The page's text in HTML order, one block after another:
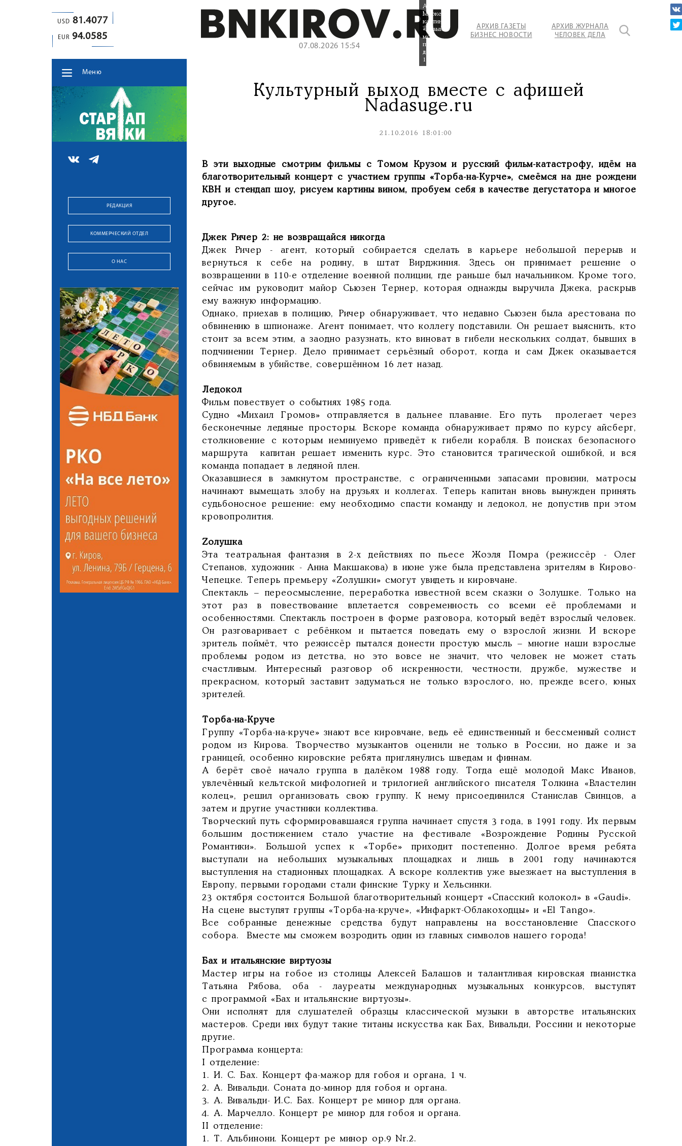
USD 81.4077
EUR 94.0585
07.08.2026 15:54
АРХИВ ГАЗЕТЫ
БИЗНЕС НОВОСТИ
АРХИВ ЖУРНАЛА
ЧЕЛОВЕК ДЕЛА
Меню
РЕДАКЦИЯ
КОММЕРЧЕСКИЙ ОТДЕЛ
О НАС
Альбер
Марке
картина
«Новый
мост
под
дождем»
1935г
Культурный выход вместе с афишей
Nadasuge.ru
21.10.2016 18:01:00
В эти выходные смотрим фильмы с Томом Крузом и русский фильм-катастрофу, идём на
благотворительный концерт с участием группы «Торба-на-Курче», смеёмся на дне рождени
КВН и стендап шоу, рисуем картины вином, пробуем себя в качестве дегустатора и многое
другое.
Джек Ричер 2: не возвращайся никогда
Джек Ричер - агент, который собирается сделать в карьере небольшой перерыв и
вернуться к себе на родину, в штат Вирджиния. Здесь он принимает решение о
возвращении в 110-е отделение военной полиции, где раньше был начальником. Кроме того,
сейчас им руководит майор Сьюзен Тернер, которая однажды выручила Джека, раскрыв
ему важную информацию.
Однако, приехав в полицию, Ричер обнаруживает, что недавно Сьюзен была арестована по
обвинению в шпионаже. Агент понимает, что коллегу подставили. Он решает выяснить, кто
стоит за всем этим, а заодно разузнать, кто виноват в гибели нескольких солдат, бывших в
подчинении Тернер. Дело принимает серьёзный оборот, когда и сам Джек оказывается
обвиняемым в убийстве, совершённом 16 лет назад.
Ледокол
Фильм повествует о событиях 1985 года.
Судно «Михаил Громов» отправляется в дальнее плавание. Его путь пролегает через
бесконечные ледяные просторы. Вскоре команда обнаруживает прямо по курсу айсберг,
столкновение с которым неминуемо приведёт к гибели корабля. В поисках безопасного
маршрута капитан решает изменить курс. Это становится трагической ошибкой, и вся
команда попадает в ледяной плен.
Оказавшиеся в замкнутом пространстве, с ограниченными запасами провизии, матросы
начинают вымещать злобу на друзьях и коллегах. Теперь капитан вновь вынужден принять
судьбоносное решение: ему необходимо спасти команду и ледокол, не допустив при этом
кровопролития.
Zoлушка
Эта театральная фантазия в 2-х действиях по пьесе Жоэля Помра (режиссёр - Олег
Степанов, художник - Анна Макшакова) в июне уже была представлена зрителям в Кирово-
Чепецке. Теперь премьеру «Zолушки» смогут увидеть и кировчане.
Спектакль – переосмысление, переработка известной всем сказки о Золушке. Только на
этот раз в повествование вплетается современность со всеми её проблемами и
особенностями. Спектакль построен в форме разговора, который ведёт взрослый человек.
Он разговаривает с ребёнком и пытается поведать ему о взрослой жизни. И вскоре
зритель поймёт, что режиссёр пытался донести простую мысль – многие наши взрослые
проблемы родом из детства, но это вовсе не значит, что человек не может стать
счастливым. Интересный разговор об искренности, честности, дружбе, мужестве и
прекрасном, который заставит задуматься не только взрослого, но, прежде всего, юных
зрителей.
Торба-на-Круче
Группу «Торба-на-круче» знают все кировчане, ведь её единственный и бессменный солист
родом из Кирова. Творчество музыкантов оценили не только в России, но даже и за
границей, особенно кировские ребята приглянулись шведам и финнам.
А берёт своё начало группа в далёком 1988 году. Тогда ещё молодой Макс Иванов,
увлечённый кельтской мифологией и трилогией английского писателя Толкина «Властелин
колец», решил организовать свою группу. К нему присоединился Станислав Свинцов, а
затем и другие участники коллектива.
Творческий путь сформировавшаяся группа начинает спустя 3 года, в 1991 году. Их первым
большим достижением стало участие на фестивале «Возрождение Родины Русской
Романтики». Большой успех к «Торбе» приходит постепенно. Долгое время ребята
выступали на небольших музыкальных площадках и лишь в 2001 году начинаются
выступления на стадионных площадках. А вскоре коллектив уже выезжает на выступления в
Европу, первыми городами стали финские Турку и Хельсинки.
23 октября состоится Большой благотворительный концерт «Спасский колокол» в «Gaudi».
На сцене выступят группы «Торба-на-круче», «Инфаркт-Облакоходцы» и «El Tango».
Все собранные денежные средства будут направлены на восстановление Спасского
собора. Вместе мы сможем возродить один из главных символов нашего города!
Бах и итальянские виртуозы
Мастер игры на гобое из столицы Алексей Балашов и талантливая кировская пианистка
Татьяна Рябова, оба - лауреаты международных музыкальных конкурсов, выступят
с программой «Бах и итальянские виртуозы».
Они исполнят для слушателей образцы классической музыки в авторстве итальянских
мастеров. Среди них будут такие титаны искусства как Бах, Вивальди, Россини и некоторые
другие.
Программа концерта:
I отделение:
1. И. С. Бах. Концерт фа-мажор для гобоя и органа, 1 ч.
2. А. Вивальди. Соната до-минор для гобоя и органа.
3. А. Вивальди- И.С. Бах. Концерт ре минор для органа.
4. А. Марчелло. Концерт ре минор для гобоя и органа.
II отделение:
1. Т. Альбинони. Концерт ре минор ор.9 Nr.2.